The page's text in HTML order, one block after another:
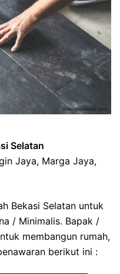
Selatan
Jaya, Marga Jaya,
Bekasi Selatan untuk
/ Minimalis. Bapak /
membangun rumah,
berikut ini :